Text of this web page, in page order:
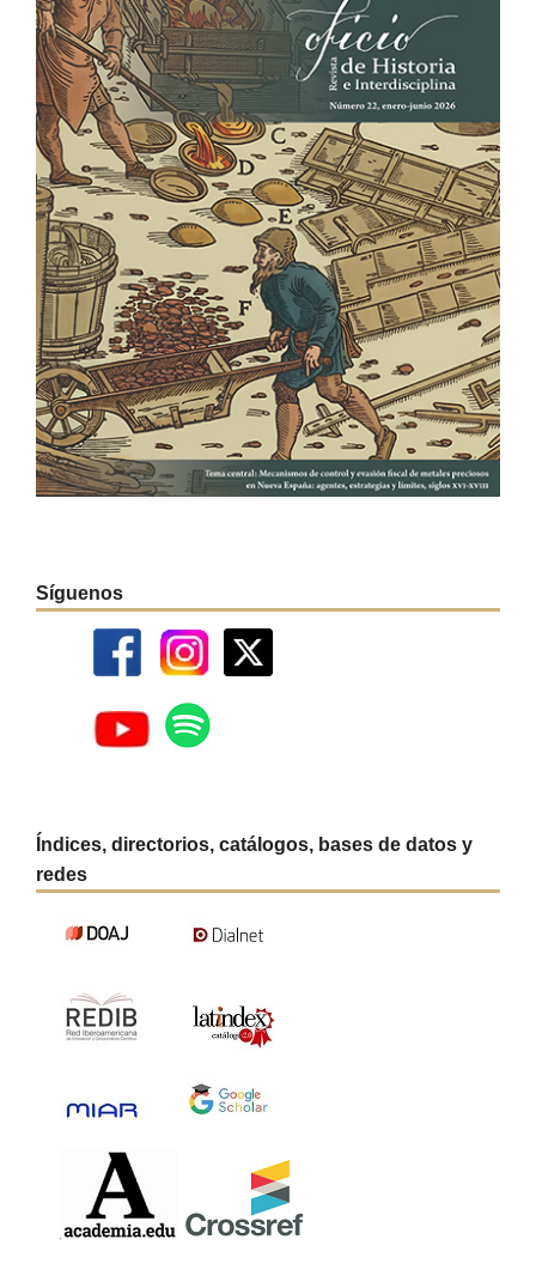
Síguenos
Índices, directorios, catálogos, bases de datos y
redes